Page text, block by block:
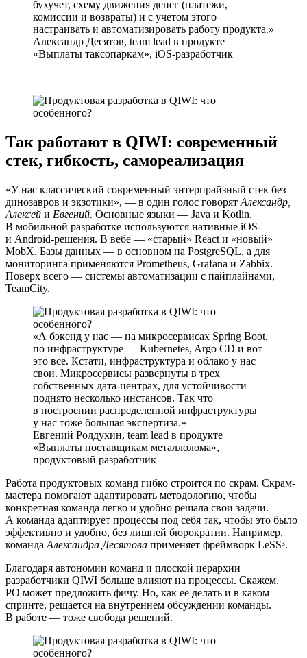
бухучет, схему движения денег (платежи,
комиссии и возвраты) и с учетом этого
настраивать и автоматизировать работу продукта.
Александр Десятов, team lead в продукте
«Выплаты таксопаркам», iOS-разработчик
Так работают в QIWI: современный
стек, гибкость, самореализация
«У нас классический современный энтерпрайзный стек без
динозавров и экзотики», — в один голос говорят Александр,
Алексей и Евгений. Основные языки — Java и Kotlin.
В мобильной разработке используются нативные iOS-
и Android-решения. В вебе — «старый» React и «новый»
MobX. Базы данных — в основном на PostgreSQL, а для
мониторинга применяются Prometheus, Grafana и Zabbix.
Поверх всего — системы автоматизации с пайплайнами,
TeamCity.
А бэкенд у нас — на микросервисах Spring Boot,
по инфраструктуре — Kubernetes, Argo CD и вот
это все. Кстати, инфраструктура и облако у нас
свои. Микросервисы развернуты в трех
собственных дата-центрах, для устойчивости
поднято несколько инстансов. Так что
в построении распределенной инфраструктуры
у нас тоже большая экспертиза.
Евгений Ролдухин, team lead в продукте
«Выплаты поставщикам металлолома»,
продуктовый разработчик
Работа продуктовых команд гибко строится по скрам. Скрам-
мастера помогают адаптировать методологию, чтобы
конкретная команда легко и удобно решала свои задачи.
А команда адаптирует процессы под себя так, чтобы это было
эффективно и удобно, без лишней бюрократии. Например,
команда Александра Десятова применяет фреймворк LeSS³.
Благодаря автономии команд и плоской иерархии
разработчики QIWI больше влияют на процессы. Скажем,
PO может предложить фичу. Но, как ее делать и в каком
спринте, решается на внутреннем обсуждении команды.
В работе — тоже свобода решений.